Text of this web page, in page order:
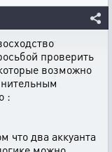
проверить
возможно
:
что два аккуанта